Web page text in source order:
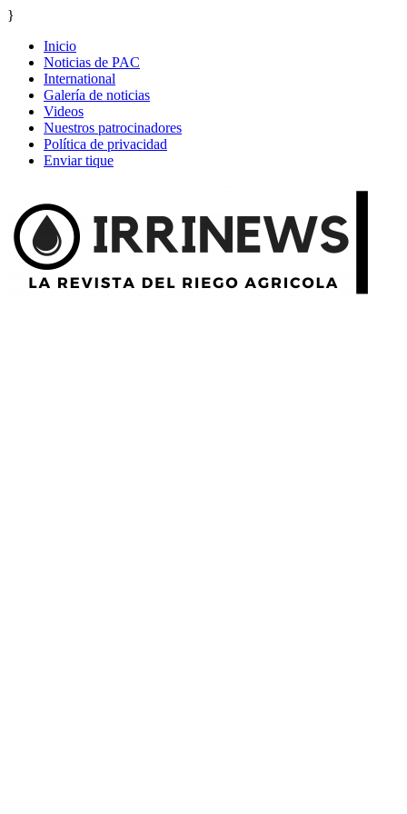
}
Inicio
Noticias de PAC
International
Galería de noticias
Videos
Nuestros patrocinadores
Política de privacidad
Enviar tique